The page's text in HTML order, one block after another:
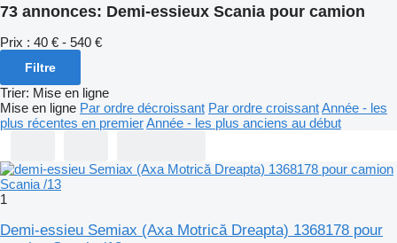
73 annonces: Demi-essieux Scania pour camion
Prix : 40 € - 540 €
Filtre
Trier: Mise en ligne
Mise en ligne Par ordre décroissant Par ordre croissantAnnée - les
plus récentes en premierAnnée - les plus anciens au début
1
Demi-essieu Semiax (Axa Motrică Dreapta) 1368178 pour